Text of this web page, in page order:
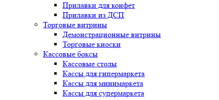
Прилавки для конфет
Прилавки из ДСП
Торговые витрины
Демонстрационные витрины
Торговые киоски
Кассовые боксы
Кассовые столы
Кассы для гипермаркета
Кассы для минимаркета
Кассы для супермаркета